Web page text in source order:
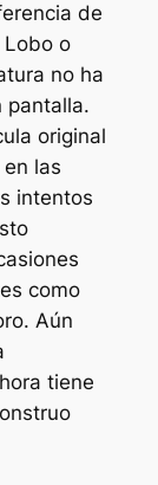
de
Lobo o
no ha
pantalla.
original
las
intentos
como
Aún
tiene